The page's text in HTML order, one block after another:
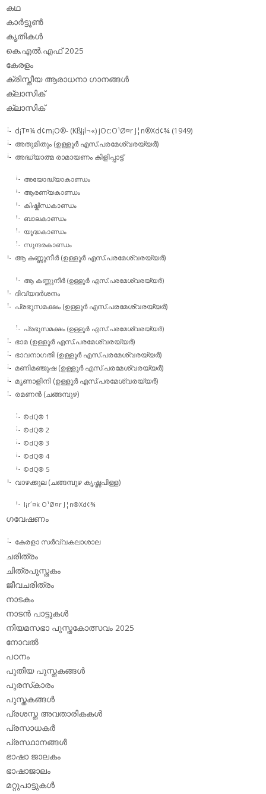
കഥ
കാര്‍ട്ടൂണ്‍
കൃതികള്‍
കെ.എല്‍.എഫ് 2025
കേരളം
ക്രിസ്തീയ ആരാധനാ ഗാനങ്ങള്‍
ക്ലാസിക്‌
ക്ലാസിക്
d¡T¤¼ d¢m¡O®- (KßJ¡l¬«) jOc:O¹Ø¤r J¦n®Xd¢¾ (1949)
അതുമിതും (ഉള്ളൂര്‍ എസ്.പരമേശ്വരയ്യര്‍)
അദ്ധ്യാത്മ രാമായണം കിളിപ്പാട്ട്‌
അയോദ്ധ്യാകാണ്ഡം
ആരണ്യകാണ്ഡം
കിഷ്കിന്ധകാണ്ഡം
ബാലകാണ്ഡം
യൂദ്ധകാണ്ഡം
സുന്ദരകാണ്ഡം
ആ കണ്ണുനീര്‍ (ഉള്ളൂര്‍ എസ്.പരമേശ്വരയ്യര്‍)
ആ കണ്ണുനീര്‍ (ഉള്ളൂര്‍ എസ്.പരമേശ്വരയ്യര്‍)
ദിവ്യദര്‍ശനം
പ്രഭുസമക്ഷം (ഉള്ളൂര്‍ എസ്.പരമേശ്വരയ്യര്‍)
പ്രഭുസമക്ഷം (ഉള്ളൂര്‍ എസ്.പരമേശ്വരയ്യര്‍)
ഭാമ (ഉള്ളൂര്‍ എസ്.പരമേശ്വരയ്യര്‍)
ഭാവനാഗതി (ഉള്ളൂര്‍ എസ്.പരമേശ്വരയ്യര്‍)
മണിമഞ്ജുഷ (ഉള്ളൂര്‍ എസ്.പരമേശ്വരയ്യര്‍)
മൃണാളിനി (ഉള്ളൂര്‍ എസ്.പരമേശ്വരയ്യര്‍)
രമണന്‍ (ചങ്ങമ്പുഴ)
©dQ® 1
©dQ® 2
©dQ® 3
©dQ® 4
©dQ® 5
വാഴക്കുല (ചങ്ങമ്പുഴ കൃഷ്ണപിള്ള)
l¡r´¤k O¹Ø¤r J¦n®Xd¢¾
ഗവേഷണം
കേരളാ സര്‍വ്വകലാശാല
ചരിത്രം
ചിത്രപുസ്തകം
ജീവചരിത്രം
നാടകം
നാടന്‍ പാട്ടുകള്‍
നിയമസഭാ പുസ്തകോത്സവം 2025
നോവല്‍
പഠനം
പുതിയ പുസ്തകങ്ങള്‍
പുരസ്‌കാരം
പുസ്തകങ്ങള്‍
പ്രശസ്ത അവതാരികകള്‍
പ്രസാധകര്‍
പ്രസ്ഥാനങ്ങള്‍
ഭാഷാ ജാലകം
ഭാഷാജാലം
മറ്റുപാട്ടുകള്‍